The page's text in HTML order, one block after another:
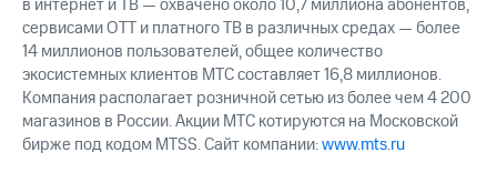
Реквизиты
Контакты
развитие
деловая этика
На главную
в интернет и ТВ — охвачено около 10,7 миллиона абонентов,
сервисами OTT и платного ТВ в различных средах — более
14 миллионов пользователей, общее количество
экосистемных клиентов МТС составляет 16,8 миллионов.
Компания располагает розничной сетью из более чем 4 200
магазинов в России. Акции МТС котируются на Московской
бирже под кодом MTSS. Сайт компании:www.mts.ru